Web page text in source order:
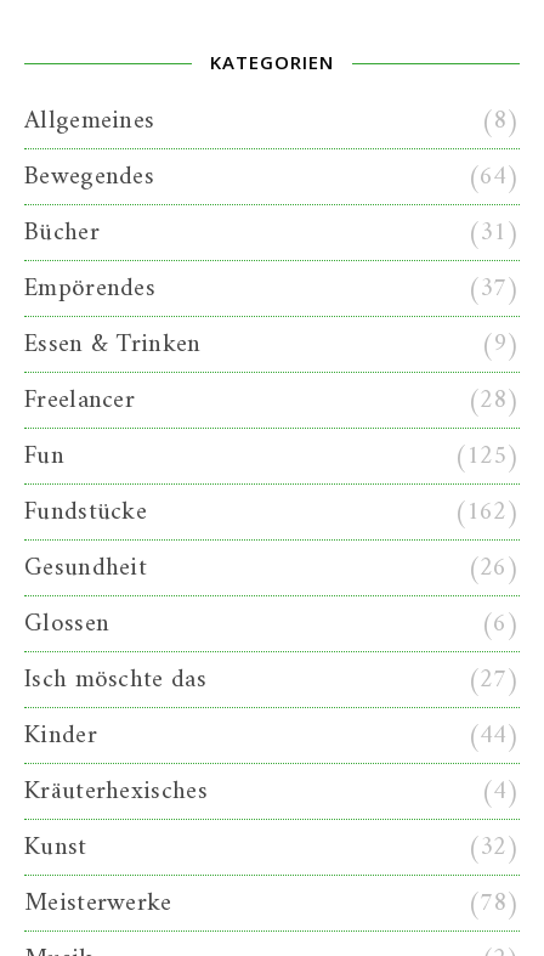
KATEGORIEN
Allgemeines
(8)
Bewegendes
(64)
Bücher
(31)
Empörendes
(37)
Essen & Trinken
(9)
Freelancer
(28)
Fun
(125)
Fundstücke
(162)
Gesundheit
(26)
Glossen
(6)
Isch möschte das
(27)
Kinder
(44)
Kräuterhexisches
(4)
Kunst
(32)
Meisterwerke
(78)